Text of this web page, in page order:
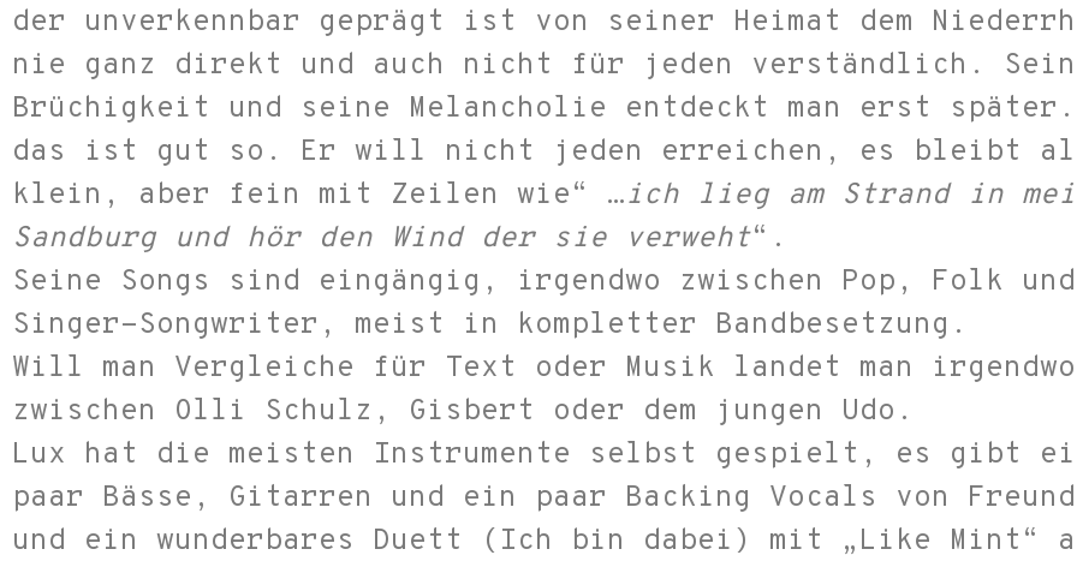
der unverkennbar geprägt ist von seiner Heimat dem
nie ganz direkt und auch nicht für jeden verständlich.
Brüchigkeit und seine Melancholie entdeckt man erst später.
das ist gut so. Er will nicht jeden erreichen, es bleibt
klein, aber fein mit Zeilen wie“ …ich lieg am Strand in
Sandburg und hör den Wind der sie verweht“.
Seine Songs sind eingängig, irgendwo zwischen Pop, Folk und
Singer-Songwriter, meist in kompletter Bandbesetzung.
Will man Vergleiche für Text oder Musik landet man irgendwo
zwischen Olli Schulz, Gisbert oder dem jungen Udo.
Lux hat die meisten Instrumente selbst gespielt, es gibt
paar Bässe, Gitarren und ein paar Backing Vocals von
und ein wunderbares Duett (Ich bin dabei) mit „Like Mint“